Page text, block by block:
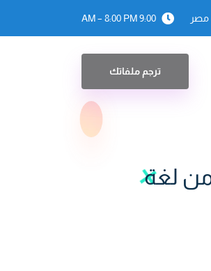
مصر 9:00 AM – 8:00 PM
ترجم ملفاتك
من لغة